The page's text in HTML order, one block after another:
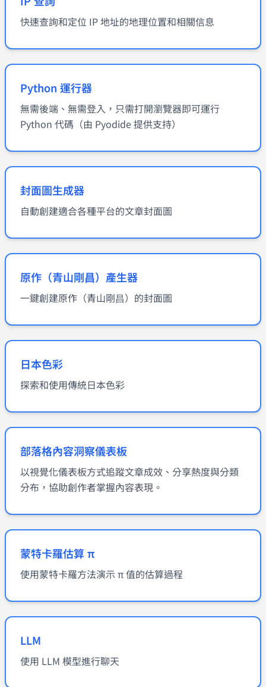
快速查詢和定位 IP 地址的地理位置和相關信息
Python 運行器
無需後端、無需登入，只需打開瀏覽器即可運行
Python 代碼（由 Pyodide 提供支持）
封面圖生成器
自動創建適合各種平台的文章封面圖
原作（青山剛昌）產生器
一鍵創建原作（青山剛昌）的封面圖
日本色彩
探索和使用傳統日本色彩
部落格內容洞察儀表板
以視覺化儀表板方式追蹤文章成效、分享熱度與分類
分布，協助創作者掌握內容表現。
蒙特卡羅估算 π
使用蒙特卡羅方法演示 π 值的估算過程
LLM
使用 LLM 模型進行聊天